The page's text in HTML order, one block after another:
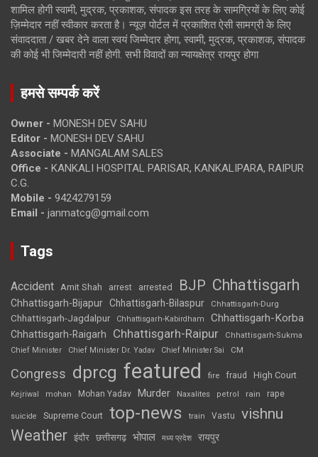
शामिल होगी स्वामी, मुद्रक, प्रकाशक, संपादक इस तरह के सामग्रियों के लिए कोई
ज़िम्मेदार नहीं स्वीकार करता है। न्यूज़ पोर्टल में प्रकाशित ऐसी सामग्री के लिए
संवाददाता / खबर देने वाला स्वयं जिम्मेदार होगा, स्वामी, मुद्रक, प्रकाशक, संपादक
की कोई भी जिम्मेदारी नहीं होगी. सभी विवादों का न्यायक्षेत्र रायपुर होगा
हमसे सम्पर्क करें
Owner - MONESH DEV SAHU
Editor - MONESH DEV SAHU
Associate - MANGALAM SALES
Office - KANKALI HOSPITAL PARISAR, KANKALIPARA, RAIPUR
C.G.
Mobile - 9424279159
Email - janmatcg@gmail.com
Tags
Accident Amit Shah arrest arrested BJP Chhattisgarh
Chhattisgarh-Bijapur Chhattisgarh-Bilaspur Chhattisgarh-Durg
Chhattisgarh-Jagdalpur Chhattisgarh-Kabirdham Chhattisgarh-Korba
Chhattisgarh-Raigarh Chhattisgarh-Raipur
Chhattisgarh-Sukma
Chief Minister
Chief Minister Dr. Yadav Chief Minister Sai CM
Congress dprcg featured fire fraud High Court
Kejriwal mohan Mohan Yadav Murder Naxalites petrol rain rape
suicide Supreme Court top-news train Vastu vishnu
Weather इंदौर छत्तीसगढ़ भोपाल मध्य प्रदेश रायपुर